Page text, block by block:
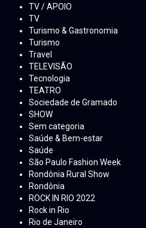
TV / APOIO
TV
Turismo & Gastronomia
Turismo
Travel
TELEVISÃO
Tecnologia
TEATRO
Sociedade de Gramado
SHOW
Sem categoria
Saúde & Bem-estar
Saúde
São Paulo Fashion Week
Rondônia Rural Show
Rondônia
ROCK IN RIO 2022
Rock in Rio
Rio de Janeiro